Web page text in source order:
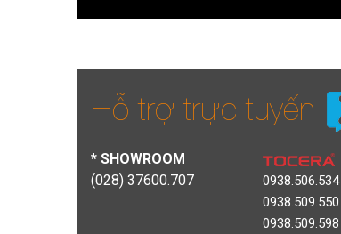
Hỗ trợ trực tuyến
* SHOWROOM
(028) 37600.707
0938.506.534
0938.509.550
0938.509.598